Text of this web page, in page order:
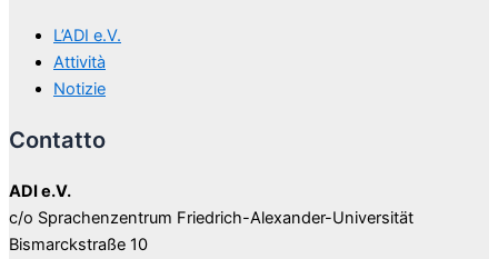
L’ADI e.V.
Attività
Notizie
Contatto
ADI e.V.
c/o Sprachenzentrum Friedrich-Alexander-Universität
Bismarckstraße 10